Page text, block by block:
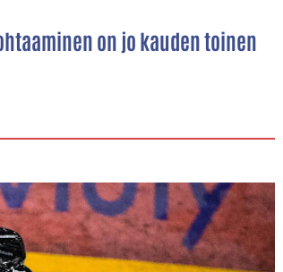
on jo kauden toinen